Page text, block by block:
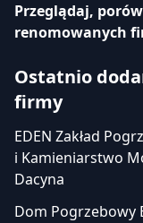
Przeglądaj,
renomowanych
Ostatnio
firmy
EDEN Zakład
i Kamieniarstwo
Dacyna
Dom Pogrzebowy